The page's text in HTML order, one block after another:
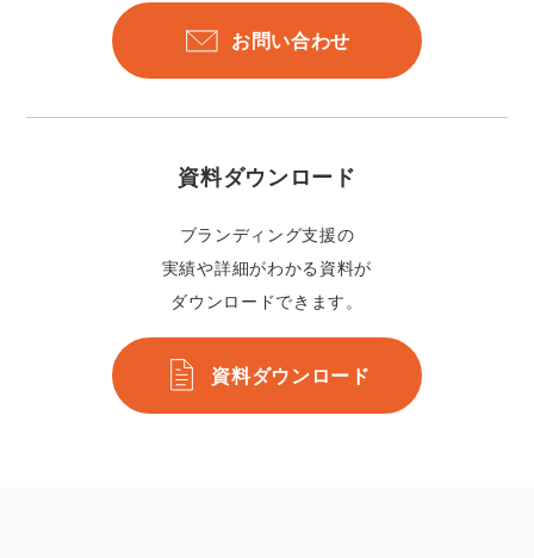
お問い合わせ
資料ダウンロード
ブランディング支援の
実績や詳細がわかる資料が
ダウンロードできます。
資料ダウンロード